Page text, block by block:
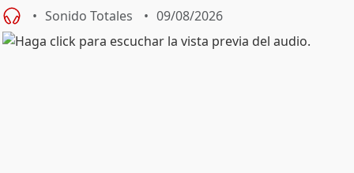
Sonido Totales 09/08/2026